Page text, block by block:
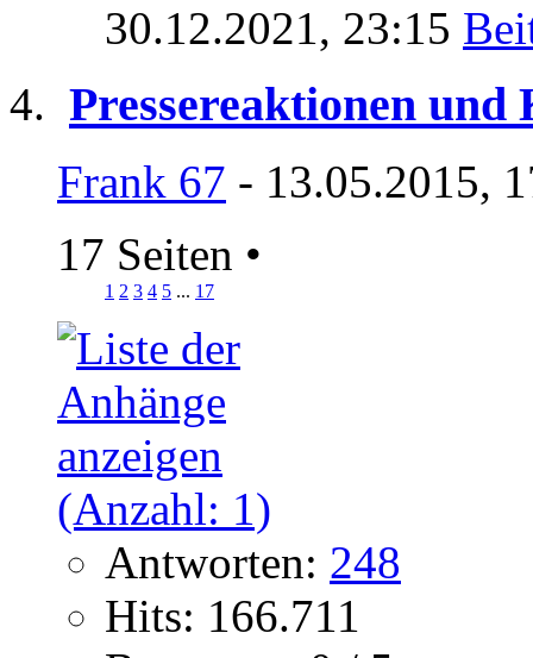
30.12.2021, 23:15
Pressereaktionen
Frank 67 - 13.05.2015,
17 Seiten •
1 2 3 4 5 ... 17
Antworten: 248
Hits: 166.711